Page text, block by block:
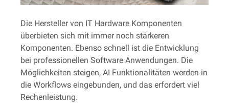
Die Hersteller von IT Hardware Komponenten
überbieten sich mit immer noch stärkeren
Komponenten. Ebenso schnell ist die Entwicklung
bei professionellen Software Anwendungen. Die
Möglichkeiten steigen, AI Funktionalitäten werden in
die Workflows eingebunden, und das erfordert viel
Rechenleistung.